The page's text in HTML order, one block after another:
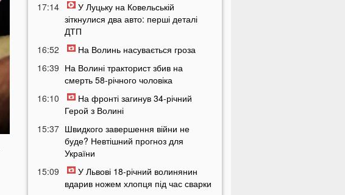
17:14
У Луцьку на Ковельській
зіткнулися два авто: перші деталі
ДТП
16:52
На Волинь насувається гроза
16:39 На Волині тракторист збив на
смерть 58-річного чоловіка
16:10
На фронті загинув 34-річний
Герой з Волині
15:37 Швидкого завершення війни не
буде? Невтішний прогноз для
України
15:09
У Львові 18-річний волинянин
вдарив ножем хлопця під час сварки